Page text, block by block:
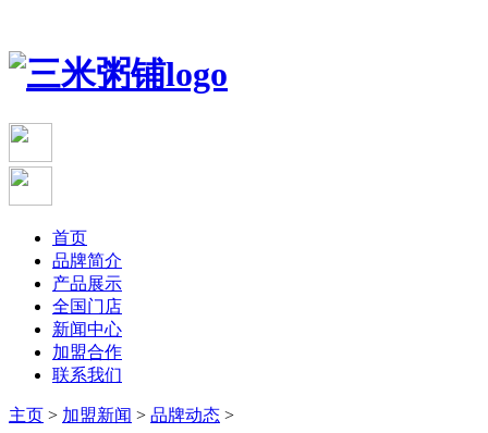
首页
品牌简介
产品展示
全国门店
新闻中心
加盟合作
联系我们
主页 > 加盟新闻 > 品牌动态 >